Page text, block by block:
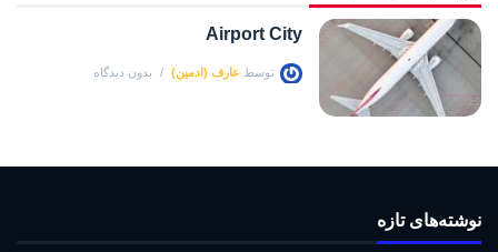
Airport City
توسط عارف (ادمین) بدون دیدگاه
نوشته‌های تازه